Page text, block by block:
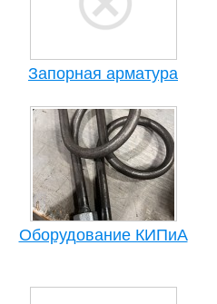
Запорная арматура
Оборудование КИПиА